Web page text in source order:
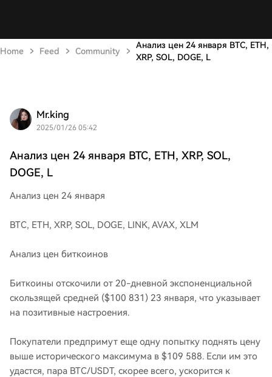
Home Feed Community
Анализ цен 24 января BTC, ETH,
XRP, SOL, DOGE, L
Mr.king
2025/01/26 05:42
Анализ цен 24 января BTC, ETH, XRP, SOL,
DOGE, L
Анализ цен 24 января
BTC, ETH, XRP, SOL, DOGE, LINK, AVAX, XLM
Анализ цен биткоинов
Биткоины отскочили от 20-дневной экспоненциальной
скользящей средней ($100 831) 23 января, что указывает
на позитивные настроения.
Покупатели предпримут еще одну попытку поднять цену
выше исторического максимума в $109 588. Если им это
удастся, пара BTC/USDT, скорее всего, ускорится к